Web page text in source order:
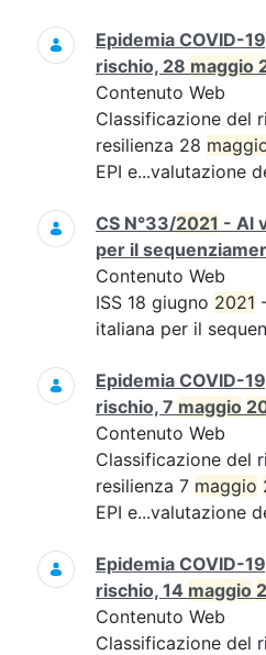
Epidemia COVID-
rischio, 28 maggio
Contenuto Web
Classificazione del
resilienza 28
EPI e...valutazione
CS N°33/2021 - Al
per il
Contenuto Web
ISS 18 giugno 2021
italiana per il
Epidemia COVID-
rischio, 7 maggio
Contenuto Web
Classificazione del
resilienza 7 maggio
EPI e...valutazione
Epidemia COVID-
rischio, 14 maggio
Contenuto Web
Classificazione del